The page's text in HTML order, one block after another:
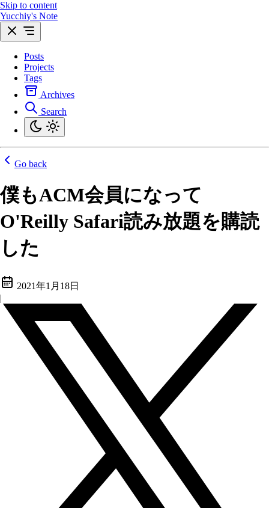
Skip to content
Yucchiy's Note
Posts
Projects
Tags
Archives
Search
Go back
僕もACM会員になって
O'Reilly Safari読み放題を購読
した
2021年1月18日
|